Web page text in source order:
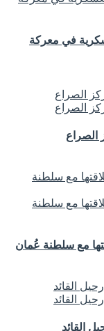
في معركة
الصراع
مع سلطنة عُمان
القائد